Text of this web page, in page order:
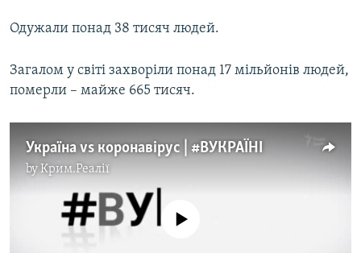
Одужали понад 38 тисяч людей.
Загалом у світі захворіли понад 17 мільйонів людей,
померли – майже 665 тисяч.
Україна vs коронавірус | #ВУКРАЇНІ
byКрим.Реалії
No media source currently available